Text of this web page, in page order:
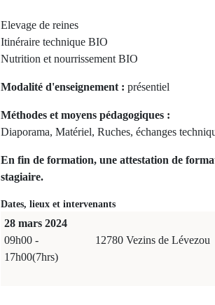
Elevage de reines
Itinéraire technique BIO
Nutrition et nourrissement BIO
Modalité d'enseignement : présentiel
Méthodes et moyens pédagogiques :
Diaporama, Matériel, Ruches, échanges
En fin de formation, une attestation de
stagiaire.
Dates, lieux et intervenants
28 mars 2024
09h00 -
17h00(7hrs)
12780 Vezins de Lévezou